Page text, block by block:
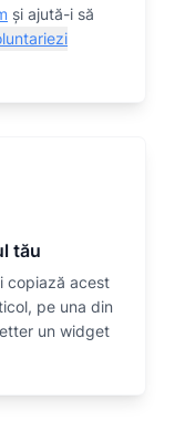
și ajută-i să
tău
copiază acest
pe una din
un widget